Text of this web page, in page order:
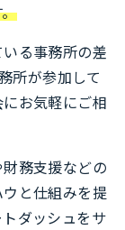
る事務所の差
所が参加して
お気軽にご相
務支援などの
ウと仕組みを提
ダッシュをサ